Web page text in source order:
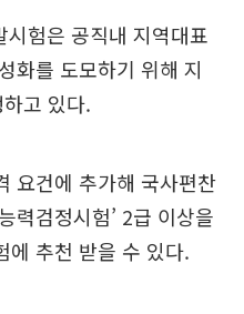
험은 공직내 지역대표
화를 도모하기 위해 지
고 있다.
요건에 추가해 국사편찬
력검정시험’ 2급 이상을
에 추천 받을 수 있다.